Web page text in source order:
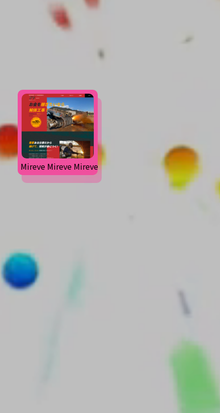
Mireve Mireve Mireve Mireve Mireve
Mireve Mireve Mireve Mireve Mireve Mireve Mireve
Mireve Mireve Mireve Mireve Mireve